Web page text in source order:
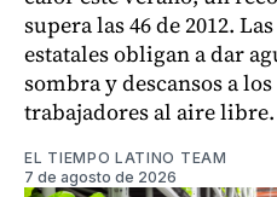
supera las 46 de 2012.
estatales obligan a dar
sombra y descansos a los
trabajadores al aire libre.
EL TIEMPO LATINO TEAM
7 de agosto de 2026